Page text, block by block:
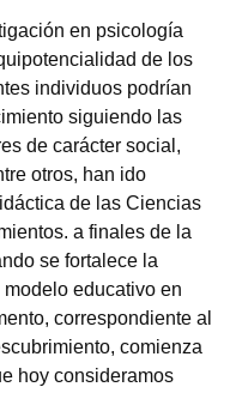
en psicología
de los
individuos podrían
siguiendo las
de carácter social,
otros, han ido
de las Ciencias
a finales de la
se fortalece la
educativo en
correspondiente al
comienza
hoy consideramos